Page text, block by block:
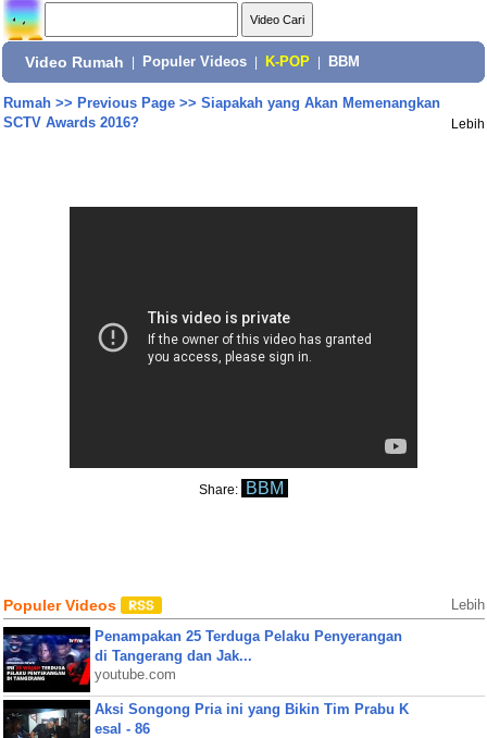
Video Rumah Populer Videos K-POP BBM
Rumah>> Previous Page>> Siapakah yang Akan Memenangkan
SCTV Awards 2016?
Lebih
Share: BBM
Populer Videos Lebih
Penampakan 25 Terduga Pelaku Penyerangan
di Tangerang dan Jak...
youtube.com
Aksi Songong Pria ini yang Bikin Tim Prabu K
esal - 86